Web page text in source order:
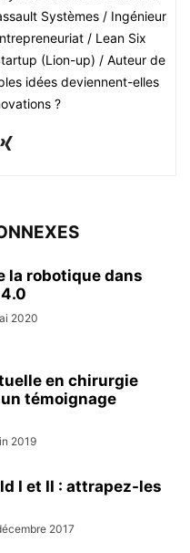
Systèmes / Ingénieur
/ Lean Six
(Lion-up) / Auteur de
idées deviennent-elles
?
la robotique dans
2020
en chirurgie
témoignage
2019
I et II : attrapez-les
2017